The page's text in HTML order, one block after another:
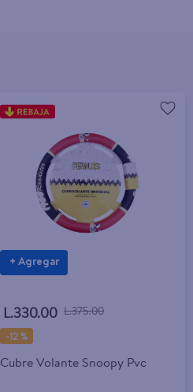
+ Agregar
L.330.00 L.375.00
-12 %
Cubre Volante Snoopy Pvc